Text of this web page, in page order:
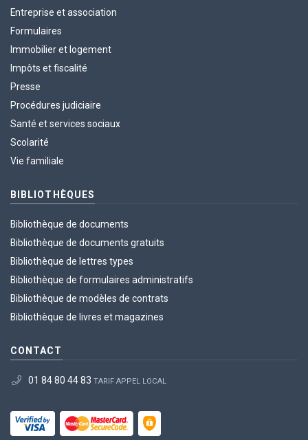
Entreprise et association
Formulaires
Immobilier et logement
Impôts et fiscalité
Presse
Procédures judiciaire
Santé et services sociaux
Scolarité
Vie familiale
BIBLIOTHÈQUES
Bibliothèque de documents
Bibliothèque de documents gratuits
Bibliothèque de lettres types
Bibliothèque de formulaires administratifs
Bibliothèque de modèles de contrats
Bibliothèque de livres et magazines
CONTACT
01 84 80 44 83 TARIF APPEL LOCAL